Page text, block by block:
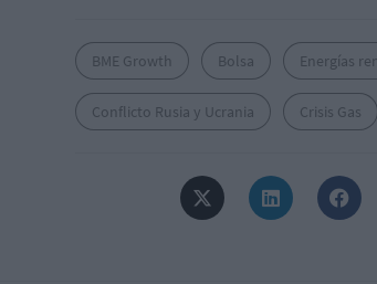
BME Growth Bolsa Energías
Conflicto Rusia y Ucrania Crisis Gas